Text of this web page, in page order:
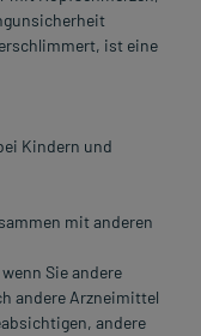
ist eine
Kindern und
mit anderen
Sie andere
andere Arzneimittel
andere